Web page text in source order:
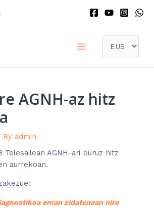
AGNH-az hitz
By admin
Telesailean AGNH-ari buruz hitz
aurrekoan.
eman zidatenean nire